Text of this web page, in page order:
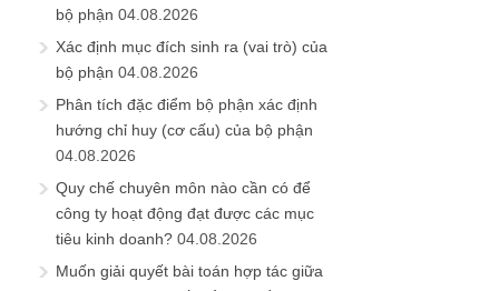
bộ phận 04.08.2026
Xác định mục đích sinh ra (vai trò) của
bộ phận 04.08.2026
Phân tích đặc điểm bộ phận xác định
hướng chỉ huy (cơ cấu) của bộ phận
04.08.2026
Quy chế chuyên môn nào cần có để
công ty hoạt động đạt được các mục
tiêu kinh doanh? 04.08.2026
Muốn giải quyết bài toán hợp tác giữa